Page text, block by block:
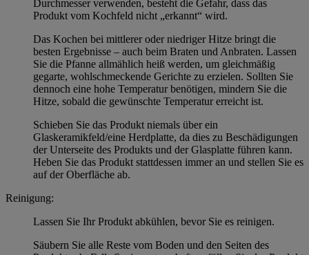
Durchmesser verwenden, besteht die Gefahr, dass das
Produkt vom Kochfeld nicht „erkannt“ wird.
Das Kochen bei mittlerer oder niedriger Hitze bringt die
besten Ergebnisse – auch beim Braten und Anbraten. Lassen
Sie die Pfanne allmählich heiß werden, um gleichmäßig
gegarte, wohlschmeckende Gerichte zu erzielen. Sollten Sie
dennoch eine hohe Temperatur benötigen, mindern Sie die
Hitze, sobald die gewünschte Temperatur erreicht ist.
Schieben Sie das Produkt niemals über ein
Glaskeramikfeld/eine Herdplatte, da dies zu Beschädigungen
der Unterseite des Produkts und der Glasplatte führen kann.
Heben Sie das Produkt stattdessen immer an und stellen Sie es
auf der Oberfläche ab.
Reinigung:
Lassen Sie Ihr Produkt abkühlen, bevor Sie es reinigen.
Säubern Sie alle Reste vom Boden und den Seiten des